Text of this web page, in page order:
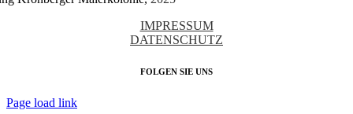
IMPRESSUM
DATENSCHUTZ
FOLGEN SIE UNS
Page load link